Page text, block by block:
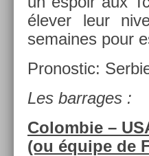
élever leur
semaines pour
Pro­nos­tic:
Les bar­rages :
Col­om­bie –
(ou équipe de